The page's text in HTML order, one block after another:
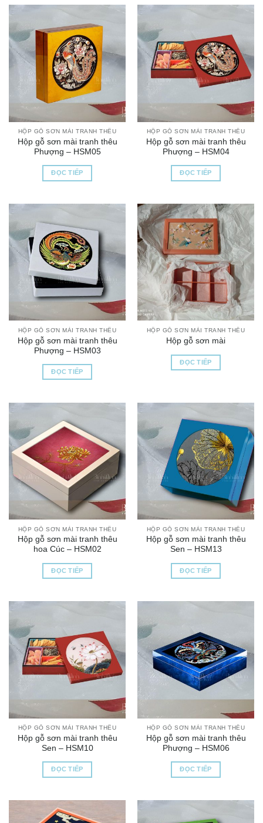
HỘP GỖ SƠN MÀI TRANH THÊU
Hộp gỗ sơn mài tranh thêu
Phượng – HSM05
ĐỌC TIẾP
HỘP GỖ SƠN MÀI TRANH THÊU
Hộp gỗ sơn mài tranh thêu
Phượng – HSM04
ĐỌC TIẾP
HỘP GỖ SƠN MÀI TRANH THÊU
Hộp gỗ sơn mài tranh thêu
Phượng – HSM03
ĐỌC TIẾP
HỘP GỖ SƠN MÀI TRANH THÊU
Hộp gỗ sơn mài
ĐỌC TIẾP
HỘP GỖ SƠN MÀI TRANH THÊU
Hộp gỗ sơn mài tranh thêu
hoa Cúc – HSM02
ĐỌC TIẾP
HỘP GỖ SƠN MÀI TRANH THÊU
Hộp gỗ sơn mài tranh thêu
Sen – HSM13
ĐỌC TIẾP
HỘP GỖ SƠN MÀI TRANH THÊU
Hộp gỗ sơn mài tranh thêu
Sen – HSM10
ĐỌC TIẾP
HỘP GỖ SƠN MÀI TRANH THÊU
Hộp gỗ sơn mài tranh thêu
Phượng – HSM06
ĐỌC TIẾP